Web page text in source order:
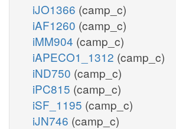
iJO1366 (camp_c)
iAF1260 (camp_c)
iMM904 (camp_c)
iAPECO1_1312 (camp_c)
iND750 (camp_c)
iPC815 (camp_c)
iSF_1195 (camp_c)
iJN746 (camp_c)